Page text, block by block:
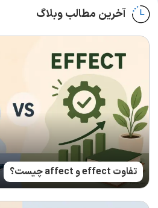
آخرین مطالب وبلاگ
تفاوت effect و affect چیست؟